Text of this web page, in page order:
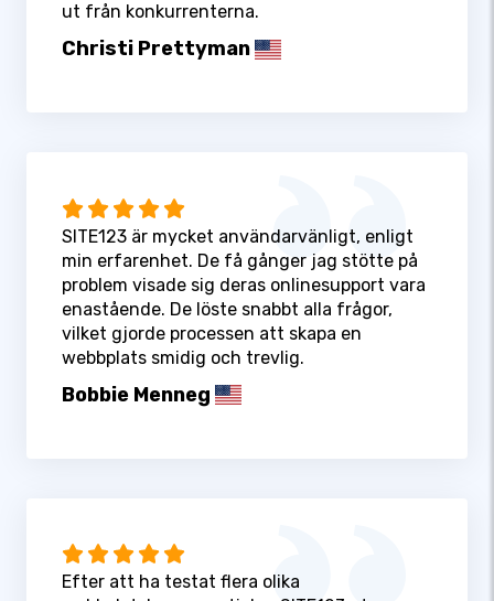
ut från konkurrenterna.
Christi Prettyman
SITE123 är mycket användarvänligt, enligt
min erfarenhet. De få gånger jag stötte på
problem visade sig deras onlinesupport vara
enastående. De löste snabbt alla frågor,
vilket gjorde processen att skapa en
webbplats smidig och trevlig.
Bobbie Menneg
Efter att ha testat flera olika